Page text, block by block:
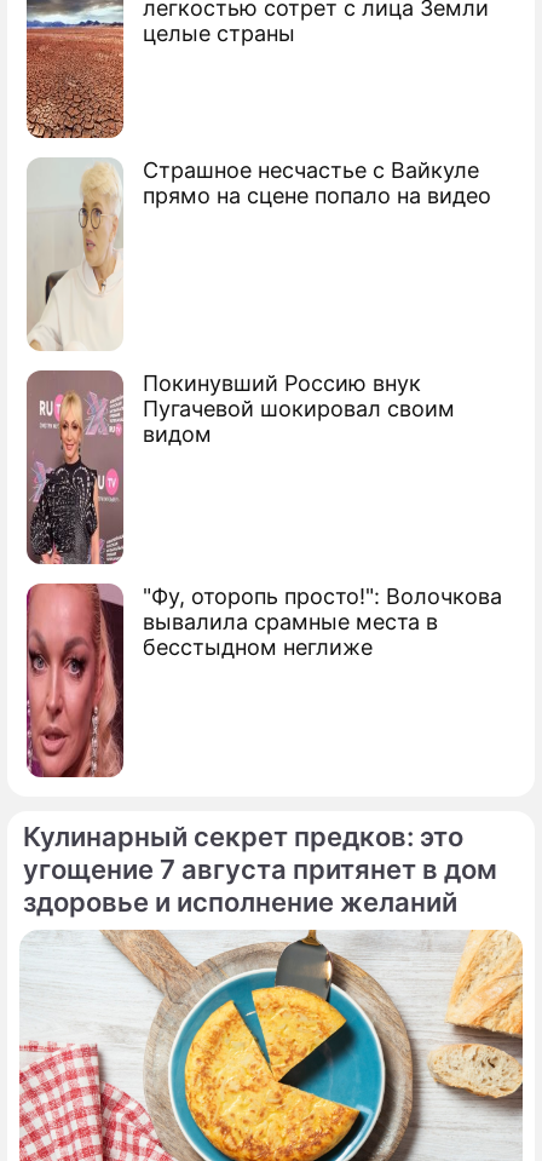
легкостью сотрет с лица Земли
целые страны
Страшное несчастье с Вайкуле
прямо на сцене попало на видео
Покинувший Россию внук
Пугачевой шокировал своим
видом
"Фу, оторопь просто!": Волочкова
вывалила срамные места в
бесстыдном неглиже
Кулинарный секрет предков: это
угощение 7 августа притянет в дом
здоровье и исполнение желаний